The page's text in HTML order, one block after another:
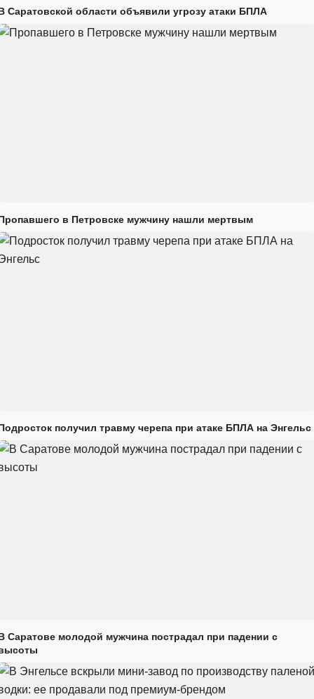
Саратовской области объявили угрозу атаки БПЛА
в Петровске мужчину нашли мертвым
получил травму черепа при атаке БПЛА на Энгельс
Саратове молодой мужчина пострадал при падении с